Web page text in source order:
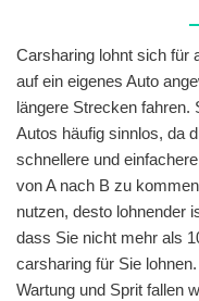
Carsharing lohnt sich für
auf ein eigenes Auto
längere Strecken fahren.
Autos häufig sinnlos, da
schnellere und
von A nach B zu
nutzen, desto lohnender
dass Sie nicht mehr als
carsharing für Sie
Wartung und Sprit fallen